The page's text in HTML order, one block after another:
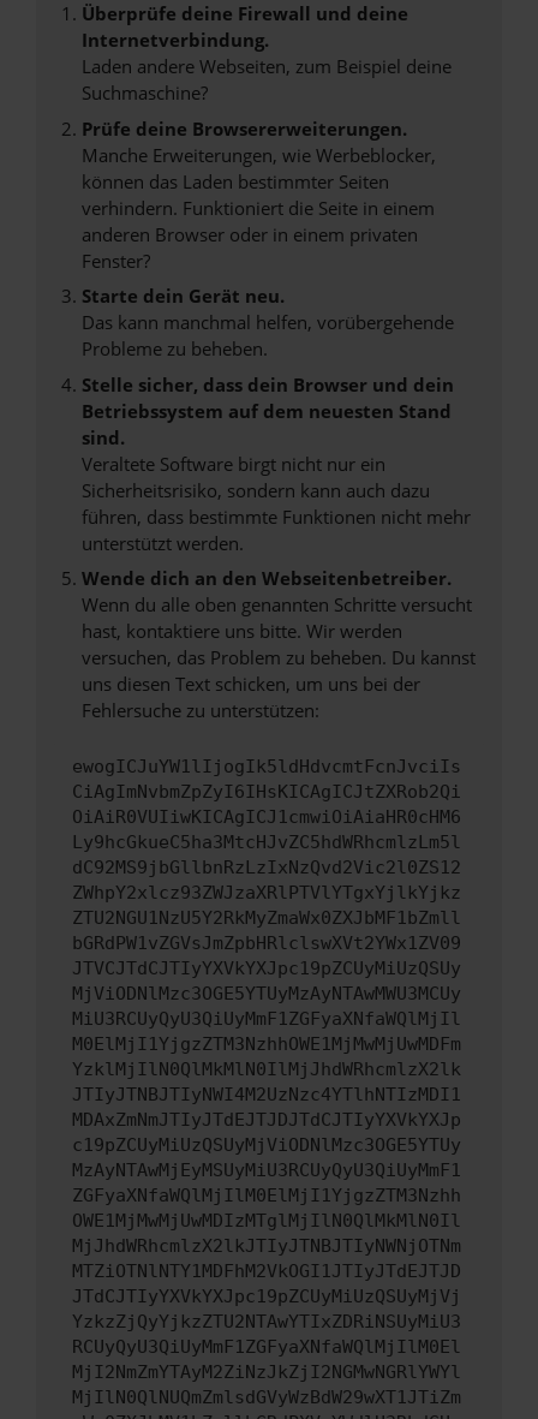
Überprüfe deine Firewall und deine
Internetverbindung.
Laden andere Webseiten, zum Beispiel deine
Suchmaschine?
Prüfe deine Browsererweiterungen.
Manche Erweiterungen, wie Werbeblocker,
können das Laden bestimmter Seiten
verhindern. Funktioniert die Seite in einem
anderen Browser oder in einem privaten
Fenster?
Starte dein Gerät neu.
Das kann manchmal helfen, vorübergehende
Probleme zu beheben.
Stelle sicher, dass dein Browser und dein
Betriebssystem auf dem neuesten Stand
sind.
Veraltete Software birgt nicht nur ein
Sicherheitsrisiko, sondern kann auch dazu
führen, dass bestimmte Funktionen nicht mehr
unterstützt werden.
Wende dich an den Webseitenbetreiber.
Wenn du alle oben genannten Schritte versucht
hast, kontaktiere uns bitte. Wir werden
versuchen, das Problem zu beheben. Du kannst
uns diesen Text schicken, um uns bei der
Fehlersuche zu unterstützen:
ewogICJuYW1lIjogIk5ldHdvcmtFcnJvciIs
CiAgImNvbmZpZyI6IHsKICAgICJtZXRob2Qi
OiAiR0VUIiwKICAgICJ1cmwiOiAiaHR0cHM6
Ly9hcGkueC5ha3MtcHJvZC5hdWRhcmlzLm5l
dC92MS9jbGllbnRzLzIxNzQvd2Vic2l0ZS12
ZWhpY2xlcz93ZWJzaXRlPTVlYTgxYjlkYjkz
ZTU2NGU1NzU5Y2RkMyZmaWx0ZXJbMF1bZmll
bGRdPW1vZGVsJmZpbHRlclswXVt2YWx1ZV09
JTVCJTdCJTIyYXVkYXJpc19pZCUyMiUzQSUy
MjViODNlMzc3OGE5YTUyMzAyNTAwMWU3MCUy
MiU3RCUyQyU3QiUyMmF1ZGFyaXNfaWQlMjIl
M0ElMjI1YjgzZTM3NzhhOWE1MjMwMjUwMDFm
YzklMjIlN0QlMkMlN0IlMjJhdWRhcmlzX2lk
JTIyJTNBJTIyNWI4M2UzNzc4YTlhNTIzMDI1
MDAxZmNmJTIyJTdEJTJDJTdCJTIyYXVkYXJp
c19pZCUyMiUzQSUyMjViODNlMzc3OGE5YTUy
MzAyNTAwMjEyMSUyMiU3RCUyQyU3QiUyMmF1
ZGFyaXNfaWQlMjIlM0ElMjI1YjgzZTM3Nzhh
OWE1MjMwMjUwMDIzMTglMjIlN0QlMkMlN0Il
MjJhdWRhcmlzX2lkJTIyJTNBJTIyNWNjOTNm
MTZiOTNlNTY1MDFhM2VkOGI1JTIyJTdEJTJD
JTdCJTIyYXVkYXJpc19pZCUyMiUzQSUyMjVj
YzkzZjQyYjkzZTU2NTAwYTIxZDRiNSUyMiU3
RCUyQyU3QiUyMmF1ZGFyaXNfaWQlMjIlM0El
MjI2NmZmYTAyM2ZiNzJkZjI2NGMwNGRlYWYl
MjIlN0QlNUQmZmlsdGVyWzBdW29wXT1JTiZm